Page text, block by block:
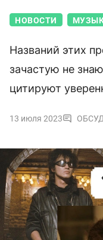
НОВОСТИ
Названий этих
зачастую не
цитируют
13 июля 2023